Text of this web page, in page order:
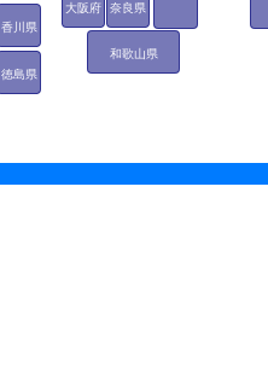
大阪府 奈良県
和歌山県
徳島県
香川県